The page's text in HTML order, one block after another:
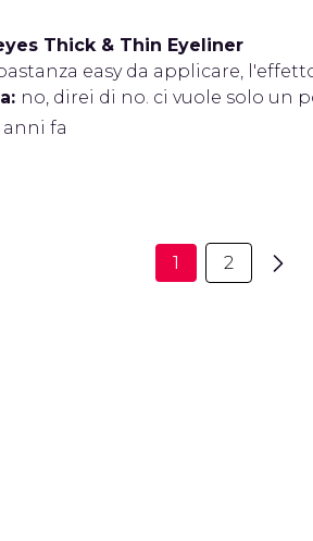
Thick & Thin Eyeliner
easy da applicare,
no, direi di no. ci vuole solo un
anni fa
1 2